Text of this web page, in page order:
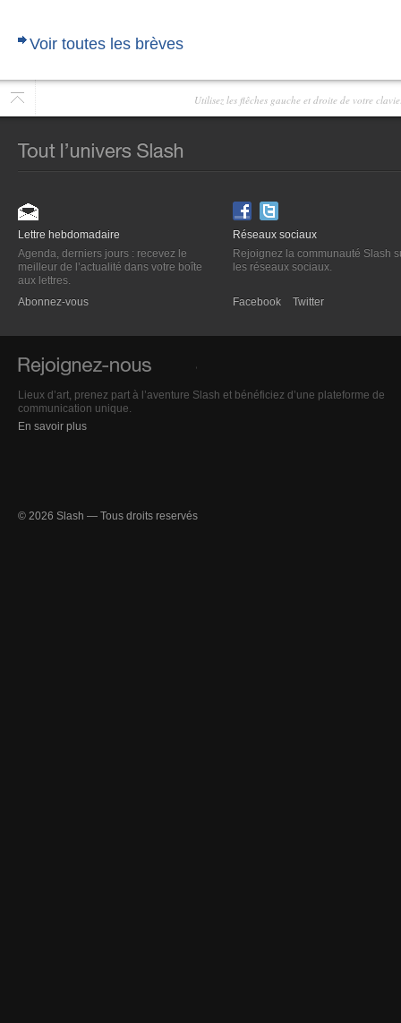
Voir toutes les brèves
Utilisez les flêches gauche et droite de votre
Lettre hebdomadaire
Agenda, derniers jours : recevez le
meilleur de l’actualité dans votre boîte
aux lettres.
Abonnez-vous
Réseaux sociaux
Rejoignez la communauté Slash
les réseaux sociaux.
Facebook Twitter
Lieux d’art, prenez part à l’aventure Slash et bénéficiez d’une plateforme de
communication unique.
En savoir plus
© 2026 Slash — Tous droits reservés